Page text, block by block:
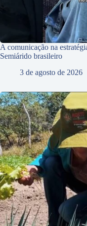
A comunicação na
Semiárido brasileiro
3 de agosto de 2026